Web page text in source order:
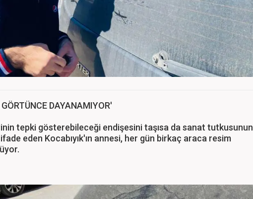
DAYANAMIYOR'
tepki gösterebileceği endişesini taşısa da sanat tutkusunun
ifade eden Kocabıyık'ın annesi, her gün birkaç araca resim